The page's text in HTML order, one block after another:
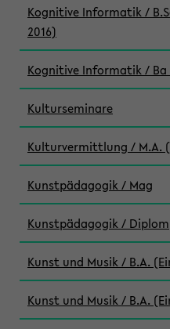
Kognitive Informatik /
2016)
Kognitive Informatik / Ba
Kulturseminare
Kulturvermittlung / M.A.
Kunstpädagogik / Mag
Kunstpädagogik / Diplom
Kunst und Musik / B.A.
Kunst und Musik / B.A.